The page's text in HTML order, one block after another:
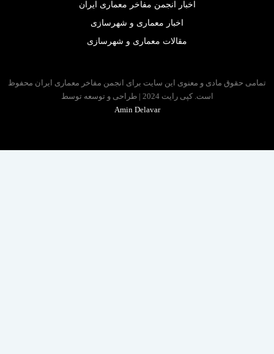
اخبار انجمن مفاخر معماری ایران
اخبار معماری و شهرسازی
مقالات معماری و شهرسازی
حقوق مادی و معنوی این سایت برای انجمن مفاخر معماری ایران محفوظ
است. کپی رایت 2024 | طراحی و توسعه توسط
Amin Delavar